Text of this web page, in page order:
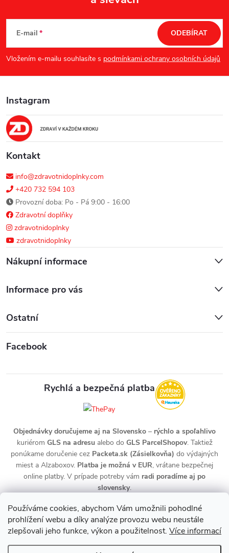
Používáme cookies, abychom Vám umožnili pohodlné
prohlížení webu a díky analýze provozu webu neustále
zlepšovali jeho funkce, výkon a použitelnost. Více informací
p
a
t
E-mail
Vložením e-mailu souhlasíte s podmínkami ochrany osobních údajů
ODEBÍRAT
Instagram
Kontakt
info@zdravotnidoplnky.com
+420 732 594 103
Provozní doba: Po - Pá 9:00 - 16:00
Zdravotní doplňky
zdravotnidoplnky
zdravotnidoplnky
Nákupní informace
Informace pro vás
Ostatní
Facebook
Rychlá a bezpečná platba
Objednávky doručujeme aj na Slovensko – rýchlo a spoľahlivo
kuriérom GLS na adresualebo do GLS ParcelShopov. Taktiež
ponúkame doručenie cez Packeta.sk (Zásielkovňa) do výdajných
miest a Alzaboxov. Platba je možná v EUR, vrátane bezpečnej
online platby. V prípade potreby vám radi poradíme aj po
slovensky.